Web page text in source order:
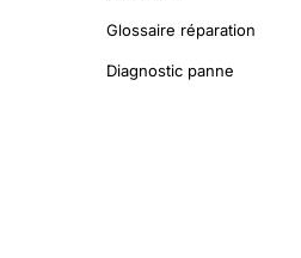
Glossaire réparation
Diagnostic panne